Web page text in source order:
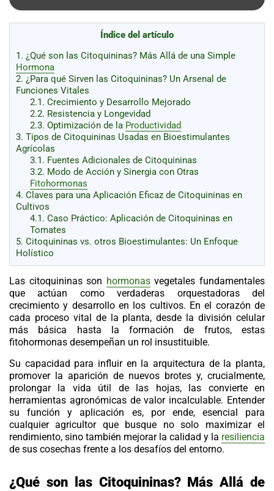
Acuicultura
de
precisión
Apicultura
Avicultura
Cultivos
Ganadería
Hidroponía
Pastos
Forrajes
Ovinos
y
caprinos
Porcino
Post-
Cosecha
Índice del artículo
1. ¿Qué son las Citoquininas? Más Allá de una Simple
Hormona
2. ¿Para qué Sirven las Citoquininas? Un Arsenal de
Funciones Vitales
2.1. Crecimiento y Desarrollo Mejorado
2.2. Resistencia y Longevidad
2.3. Optimización de la Productividad
3. Tipos de Citoquininas Usadas en Bioestimulantes
Agrícolas
3.1. Fuentes Adicionales de Citoquininas
3.2. Modo de Acción y Sinergia con Otras
Fitohormonas
4. Claves para una Aplicación Eficaz de Citoquininas en
Cultivos
4.1. Caso Práctico: Aplicación de Citoquininas en
Tomates
5. Citoquininas vs. otros Bioestimulantes: Un Enfoque
Holístico
Las citoquininasson hormonasvegetales fundamentales
que actúan como verdaderas orquestadoras del
crecimiento y desarrollo en los cultivos. En el corazón de
cada proceso vital de la planta, desde la división celular
más básica hasta la formación de frutos, estas
fitohormonas desempeñan un rol insustituible.
Su capacidad para influir en la arquitectura de la planta,
promover la aparición de nuevos brotes y, crucialmente,
prolongar la vida útil de las hojas, las convierte en
herramientas agronómicas de valor incalculable. Entender
su función y aplicación es, por ende, esencial para
cualquier agricultor que busque no solo maximizar el
rendimiento, sino también mejorar la calidad y la resiliencia
de sus cosechas frente a los desafíos del entorno.
¿Qué son las Citoquininas? Más Allá de